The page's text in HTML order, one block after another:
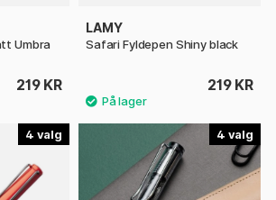
Umbra
219 KR
LAMY
Safari Fyldepen Shiny black
219 KR
4 4